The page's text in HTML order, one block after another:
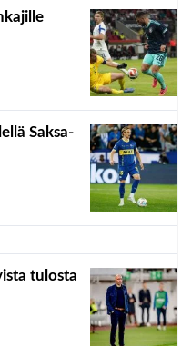
Saksa-
tulosta